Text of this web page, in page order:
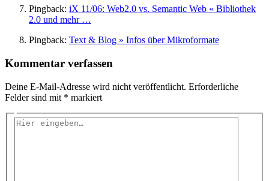
Pingback: iX 11/06: Web2.0 vs. Semantic Web « Bibliothek
2.0 und mehr …
Pingback: Text & Blog » Infos über Mikroformate
Kommentar verfassen
Deine E-Mail-Adresse wird nicht veröffentlicht. Erforderliche
Felder sind mit * markiert
Hier